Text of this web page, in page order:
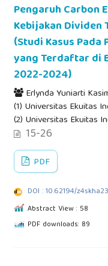
Pengaruh Carbon
Kebijakan Dividen
(Studi Kasus
yang Terdaftar di
2022-2024)
Erlynda Yuniarti
(1) Universitas Ekuitas
(2) Universitas Ekuitas
15-26
PDF
DOI : 10.62194/z4skha23
Abstract View : 58
PDF downloads: 89